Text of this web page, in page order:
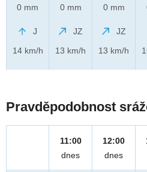
0 mm
J
14 km/h
0 mm
JZ
13 km/h
0 mm
JZ
13 km/h
Pravděpodobnost
11:00
dnes
12:00
dnes